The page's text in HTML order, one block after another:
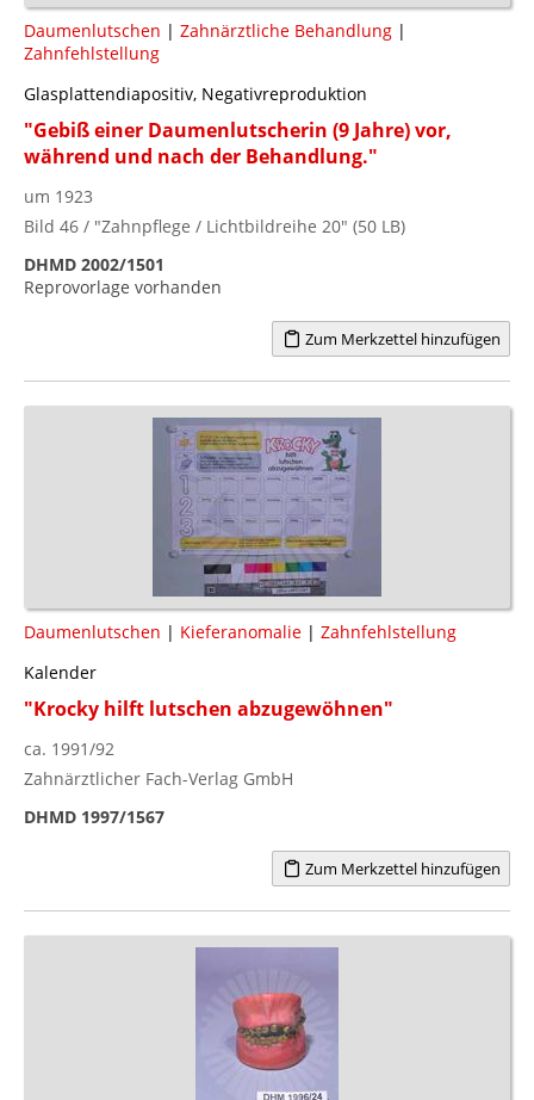
Daumenlutschen | Zahnärztliche Behandlung |
Zahnfehlstellung
Glasplattendiapositiv, Negativreproduktion
"Gebiß einer Daumenlutscherin (9 Jahre) vor,
während und nach der Behandlung."
um 1923
Bild 46 / "Zahnpflege / Lichtbildreihe 20" (50 LB)
DHMD 2002/1501
Reprovorlage vorhanden
Zum Merkzettel hinzufügen
Daumenlutschen | Kieferanomalie | Zahnfehlstellung
Kalender
"Krocky hilft lutschen abzugewöhnen"
ca. 1991/92
Zahnärztlicher Fach-Verlag GmbH
DHMD 1997/1567
Zum Merkzettel hinzufügen